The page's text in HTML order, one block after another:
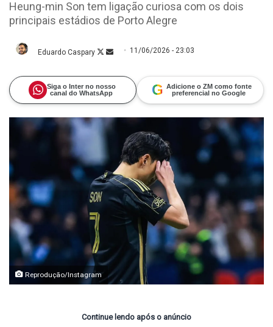
Heung-min Son tem ligação curiosa com os dois
principais estádios de Porto Alegre
Eduardo Caspary FollowMande
11/06/2026 - 23:03
Siga o Inter no nosso
canal do WhatsApp
G Adicione o ZM como fonte
preferencial no Google
Reprodução/Instagram
Continue lendo após o anúncio